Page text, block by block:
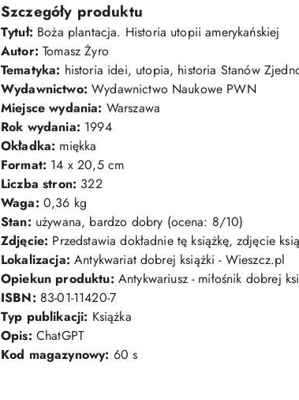
Szczegóły produktu
Tytuł: Boża plantacja. Historia utopiiamerykańskiej
Autor: TomaszŻyro
Tematyka: historia idei, utopia, historia Stanów
Wydawnictwo: Wydawnictwo Naukowe PWN
Miejscewydania: Warszawa
Rok wydania: 1994
Okładka: miękka
Format: 14 x20,5 cm
Liczbastron: 322
Waga: 0,36 kg
Stan: używana, bardzo dobry (ocena: 8/10)
Zdjęcie: Przedstawiadokładnie tę książkę, zdjęcie
Lokalizacja: Antykwariatdobrej książki - Wieszcz.pl
Opiekun produktu: Antykwariusz - miłośnik dobrej
ISBN: 83-01-11420-7
Typ publikacji: Książka
Opis: ChatGPT
Kod magazynowy: 60s